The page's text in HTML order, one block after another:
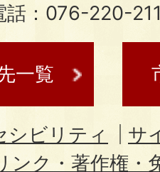
：076-220-
一覧
シビリティ
サ
ンク・著作権・